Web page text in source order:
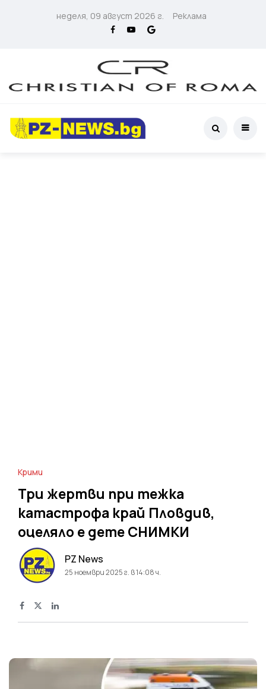
неделя, 09 август 2026 г. Реклама
Крими
Три жертви при тежка
катастрофа край Пловдив,
оцеляло е дете СНИМКИ
PZ News
25 ноември 2025 г. в 14:08 ч.